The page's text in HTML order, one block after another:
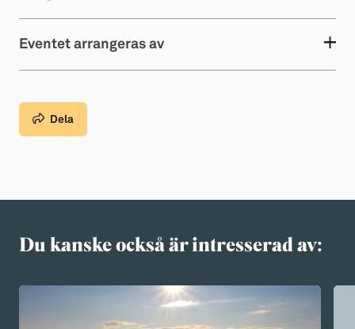
Eventet arrangeras av
Dela
Du kanske också är intresserad av: